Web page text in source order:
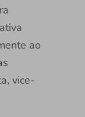
ao
vice-